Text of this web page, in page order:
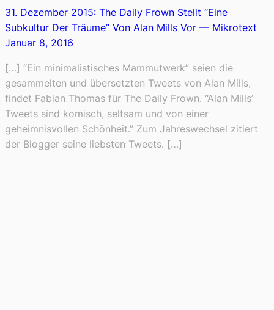
31. Dezember 2015: The Daily Frown Stellt “Eine
Subkultur Der Träume” Von Alan Mills Vor — Mikrotext
Januar 8, 2016
[…] “Ein minimalistisches Mammutwerk” seien die
gesammelten und übersetzten Tweets von Alan Mills,
findet Fabian Thomas für The Daily Frown. “Alan Mills’
Tweets sind komisch, seltsam und von einer
geheimnisvollen Schönheit.” Zum Jahreswechsel zitiert
der Blogger seine liebsten Tweets. […]